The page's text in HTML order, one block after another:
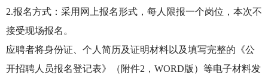
2.报名方式：采用网上报名形式，每人限报一个岗位，本次不
接受现场报名。
应聘者将身份证、个人简历及证明材料以及填写完整的《公
开招聘人员报名登记表》（附件2，WORD版）等电子材料发